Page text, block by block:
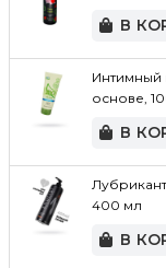
В
Интимный
основе,
В
400 мл
В